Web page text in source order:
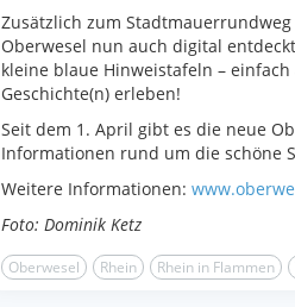
Zusätzlich zum
Oberwesel nun auch digital
kleine blaue Hinweistafeln –
Geschichte(n) erleben!
Seit dem 1. April gibt es die neue
Informationen rund um die schöne
Weitere Informationen:
Foto: Dominik Ketz
Oberwesel Rhein Rhein in Flammen